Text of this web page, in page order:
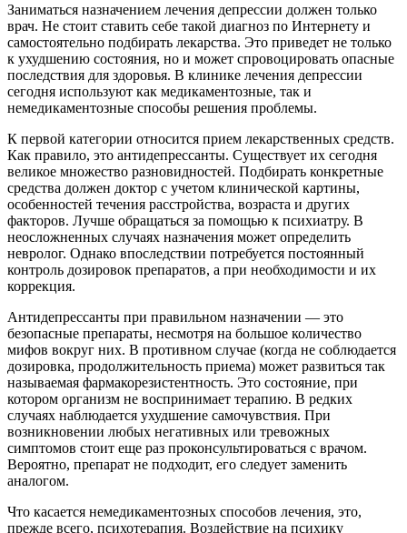
Заниматься назначением лечения депрессии должен только
врач. Не стоит ставить себе такой диагноз по Интернету и
самостоятельно подбирать лекарства. Это приведет не только
к ухудшению состояния, но и может спровоцировать опасные
последствия для здоровья. В клинике лечения депрессии
сегодня используют как медикаментозные, так и
немедикаментозные способы решения проблемы.
К первой категории относится прием лекарственных средств.
Как правило, это антидепрессанты. Существует их сегодня
великое множество разновидностей. Подбирать конкретные
средства должен доктор с учетом клинической картины,
особенностей течения расстройства, возраста и других
факторов. Лучше обращаться за помощью к психиатру. В
неосложненных случаях назначения может определить
невролог. Однако впоследствии потребуется постоянный
контроль дозировок препаратов, а при необходимости и их
коррекция.
Антидепрессанты при правильном назначении — это
безопасные препараты, несмотря на большое количество
мифов вокруг них. В противном случае (когда не соблюдается
дозировка, продолжительность приема) может развиться так
называемая фармакорезистентность. Это состояние, при
котором организм не воспринимает терапию. В редких
случаях наблюдается ухудшение самочувствия. При
возникновении любых негативных или тревожных
симптомов стоит еще раз проконсультироваться с врачом.
Вероятно, препарат не подходит, его следует заменить
аналогом.
Что касается немедикаментозных способов лечения, это,
прежде всего, психотерапия. Воздействие на психику